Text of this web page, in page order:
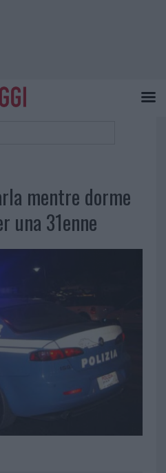
mentre dorme
una 31enne